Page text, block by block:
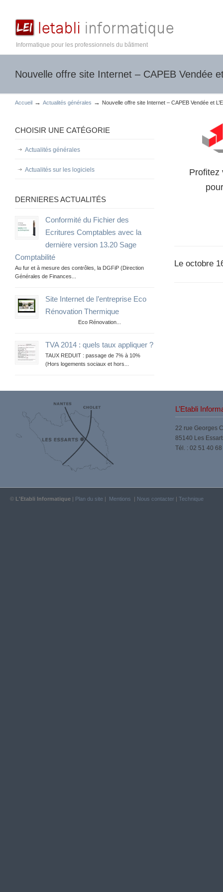
Informatique pour les professionnels du bâtiment
Nouvelle offre site Internet – CAPEB Vendée
Accueil → Actualités générales → Nouvelle offre site Internet – CAPEB Vendée et
Profitez
Le octobre
CHOISIR UNE CATÉGORIE
Actualités générales
Actualités sur les logiciels
DERNIERES ACTUALITÉS
Conformité du Fichier des
Ecritures Comptables avec la
dernière version 13.20 Sage
Comptabilité
Au fur et à mesure des contrôles, la DGFiP (Direction
Générales de Finances...
Site Internet de l’entreprise Eco
Rénovation Thermique
Eco Rénovation...
TVA 2014 : quels taux appliquer ?
TAUX REDUIT : passage de 7% à 10%
(Hors logements sociaux et hors...
L’Etabli
22 rue Georges
85140 Les
Tél. : 02 51 40
© L'Etabli Informatique Plan du site Mentions Nous contacter Technique